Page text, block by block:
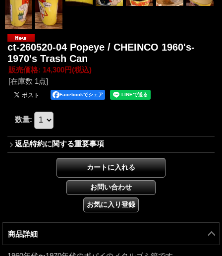
ct-260520-04 Popeye / CHEINCO 1960's-
1970's Trash Can
販売価格: 14,300円(税込)
[在庫数 1点]
Facebookでシェア
数量:
返品特約に関する重要事項
商品詳細